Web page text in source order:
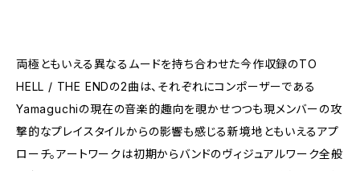
両極ともいえる異なるムードを持ち合わせた今作収録のTO
HELL / THE ENDの2曲は、それぞれにコンポーザーである
Yamaguchiの現在の音楽的趣向を覗かせつつも現メンバーの攻
撃的なプレイスタイルからの影響も感じる新境地ともいえるアプ
ローチ。アートワークは初期からバンドのヴィジュアルワーク全般